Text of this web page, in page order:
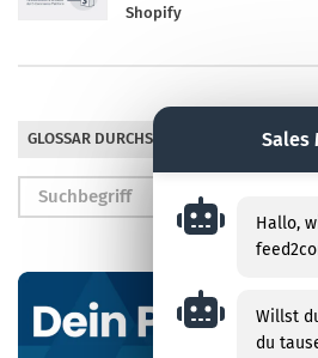
Shopify
GLOSSAR DURCHSUCHEN Sales
Hallo,
Willst
du